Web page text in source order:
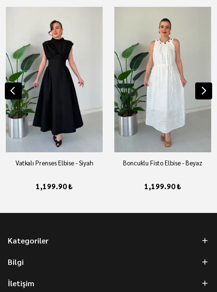
Vatkalı Prenses Elbise - Siyah
1,199.90 ₺
Boncuklu Fisto Elbise - Beyaz
1,199.90 ₺
Kategoriler
Bilgi
İletişim